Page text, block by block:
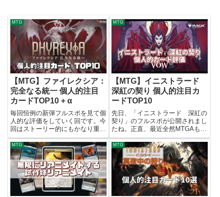
MTG
【MTG】ファイレクシア：
完全なる統一 個人的注目
カードTOP10 + α
毎回恒例の新弾フルスポを見て個
人的な評価をしていく回です。今
回はストーリー的にもかなり重要
となる新ファイレクシア次元の話
となるので、収録カードだけでは
なくストーリーにも注目されてい
ますね。自分はカルドハイムから
MTGを始めた新参なので、あ
ま...
MTG
【MTG】イニストラード
深紅の契り 個人的注目カ
ードTOP10
先日、「イニストラード 深紅の
契り」のフルスポが公開されまし
たね。正直、最近全然MTGAもや
れてないし、スタンダード環境も
追えていないのですが、前回やっ
たのに今回やらない理由が立たな
かったので全然参考にならないこ
とになると思いますが一応今回...
MTG MTG